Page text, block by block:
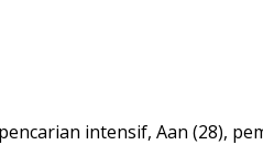
intensif, Aan (28),